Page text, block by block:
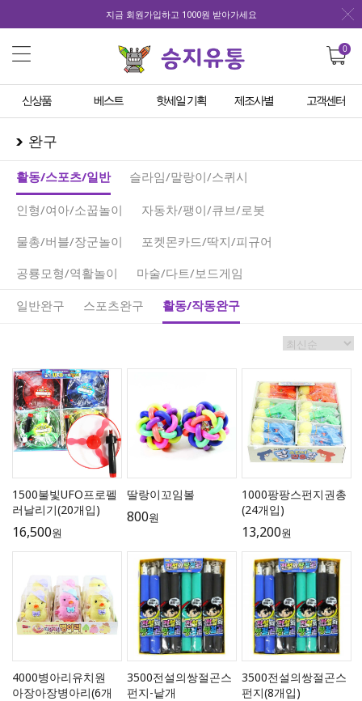
지금 회원가입하고 1000원 받아가세요
0
신상품 베스트 핫세일 기획 제조사별 고객센터
완구
활동/스포츠/일반 슬라임/말랑이/스퀴시
인형/여아/소꿉놀이
자동차/팽이/큐브/로봇
물총/버블/장군놀이
포켓몬카드/딱지/피규어
공룡모형/역활놀이
마술/다트/보드게임
일반완구
스포츠완구 활동/작동완구
1500불빛UFO프로펠
러날리기(20개입)
16,500원
딸랑이꼬임볼
800원
1000팡팡스펀지권총
(24개입)
13,200원
4000병아리유치원
아장아장병아리(6개
3500전설의쌍절곤스
펀지-낱개
3500전설의쌍절곤스
펀지(8개입)